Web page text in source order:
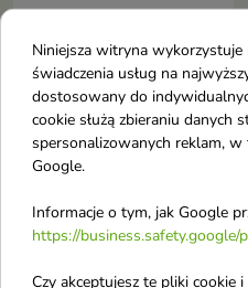
Kosmetyki do kąpieli
Bella Zestaw kul do
kąpieli Donut 8 sztuk x
30 g
Każda kula w kształcie donutów
delikatnie musuje w wodzie,
uwalniając przyjemny zapach
Pokazano
Niniejsza witryna
świadczenia usług na
dostosowany do
cookie służą zbieraniu danych
spersonalizowanych reklam,
Google.
Informacje o tym, jak Google
https://business.safety.google/
Czy akceptujesz te pliki cookie